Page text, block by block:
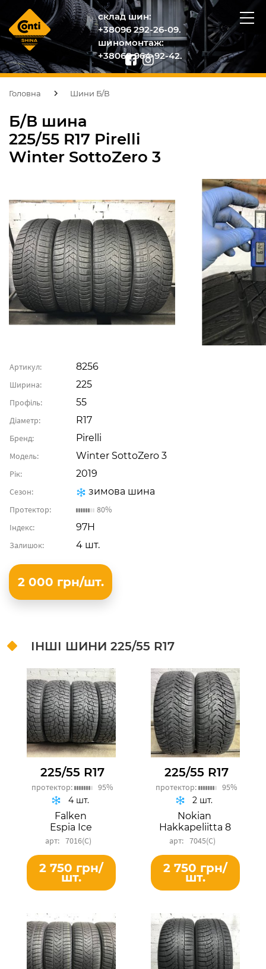
склад шин:
+38096 292-26-09.
шиномонтаж:
+38068 964-92-42.
Головна Шини Б/В
Б/В шина
225/55 R17 Pirelli
Winter SottoZero 3
Артикул: 8256
Ширина: 225
Профіль: 55
Діаметр: R17
Бренд: Pirelli
Модель: Winter SottoZero 3
Рік: 2019
Сезон: зимова шина
Протектор:
80%
Індекс:
97H
Залишок: 4 шт.
2 000 грн/шт.
ІНШІ ШИНИ 225/55 R17
225/55 R17
протектор: 95%
Falken
Espia Ice
7016(C)
4 шт.
2 750 грн/
шт.
225/55 R17
протектор: 95%
Nokian
Hakkapeliitta 8
7045(C)
2 шт.
2 750 грн/
шт.